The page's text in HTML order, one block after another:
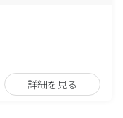
詳細を見る